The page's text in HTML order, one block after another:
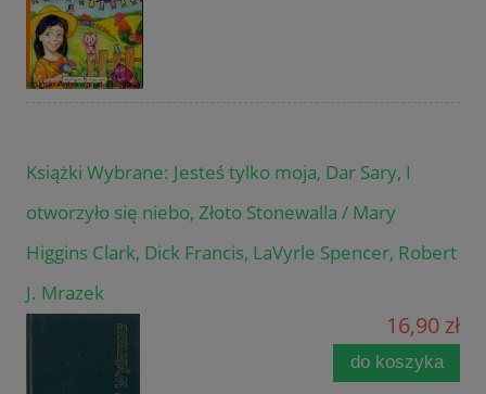
Książki Wybrane: Jesteś tylko moja, Dar Sary, I
otworzyło się niebo, Złoto Stonewalla / Mary
Higgins Clark, Dick Francis, LaVyrle Spencer, Robert
J. Mrazek
16,90 zł
do koszyka